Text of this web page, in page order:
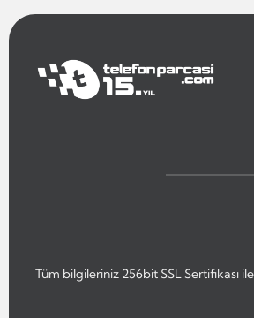
Tüm bilgileriniz 256bit SSL Sertifikası